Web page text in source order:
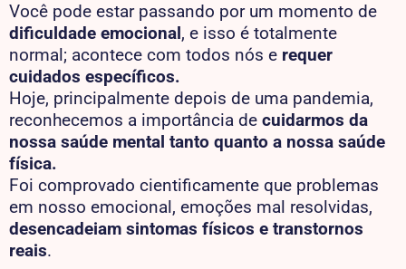
Você pode estar passando por um momento de
dificuldade emocional, e isso é totalmente
normal; acontece com todos nós e requer
cuidados específicos.
Hoje, principalmente depois de uma pandemia,
reconhecemos a importância de cuidarmos da
nossa saúde mental tanto quanto a nossa saúde
física.
Foi comprovado cientificamente que problemas
em nosso emocional, emoções mal resolvidas,
desencadeiam sintomas físicos e transtornos
reais.